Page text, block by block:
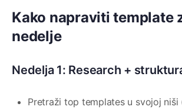
Kako napraviti template
nedelje
Nedelja 1: Research +
Pretraži top templates u svojoj niši